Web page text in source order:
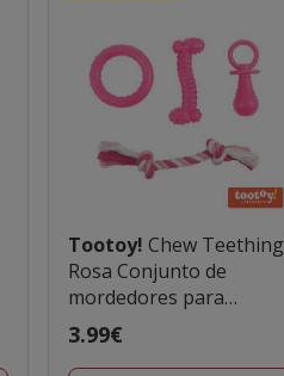
Tootoy!Chew Teething
Rosa Conjunto de
mordedores para
cachorros
Preço
3.99€
3.99€